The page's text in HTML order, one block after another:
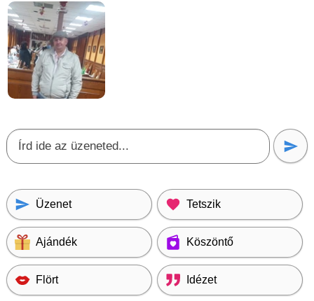
Üzenet Tetszik
Ajándék Köszöntő
Flört Idézet